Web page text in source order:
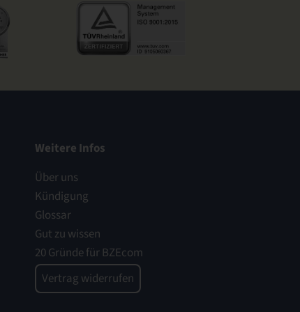
Weitere Infos
Über uns
Kündigung
Glossar
Gut zu wissen
20 Gründe für BZEcom
Vertrag widerrufen